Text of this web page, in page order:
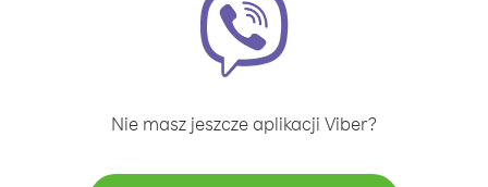
Nie masz jeszcze aplikacji Viber?